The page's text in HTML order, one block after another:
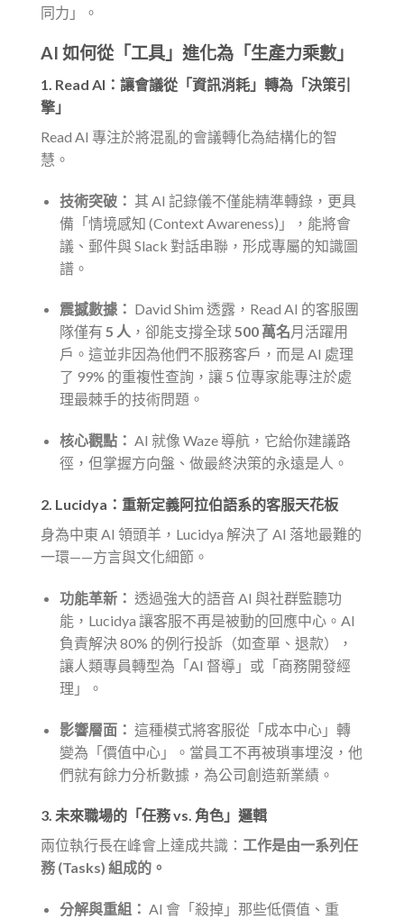
同力」。
AI 如何從「工具」進化為「生產力乘數」
1. Read AI：讓會議從「資訊消耗」轉為「決策引
擎」
Read AI 專注於將混亂的會議轉化為結構化的智
慧。
技術突破： 其 AI 記錄儀不僅能精準轉錄，更具
備「情境感知 (Context Awareness)」，能將會
議、郵件與 Slack 對話串聯，形成專屬的知識圖
譜。
震撼數據： David Shim 透露，Read AI 的客服團
隊僅有 5 人 ，卻能支撐全球500 萬名月活躍用
戶。這並非因為他們不服務客戶，而是 AI 處理
了 99% 的重複性查詢，讓 5 位專家能專注於處
理最棘手的技術問題。
核心觀點： AI 就像 Waze 導航，它給你建議路
徑，但掌握方向盤、做最終決策的永遠是人。
2. Lucidya：重新定義阿拉伯語系的客服天花板
身為中東 AI 領頭羊，Lucidya 解決了 AI 落地最難的
一環——方言與文化細節。
功能革新： 透過強大的語音 AI 與社群監聽功
能，Lucidya 讓客服不再是被動的回應中心。AI
負責解決 80% 的例行投訴（如查單、退款），
讓人類專員轉型為「AI 督導」或「商務開發經
理」。
影響層面： 這種模式將客服從「成本中心」轉
變為「價值中心」。當員工不再被瑣事埋沒，他
們就有餘力分析數據，為公司創造新業績。
3. 未來職場的「任務 vs. 角色」邏輯
兩位執行長在峰會上達成共識： 工作是由一系列任
務 (Tasks) 組成的。
分解與重組： AI 會「殺掉」那些低價值、重